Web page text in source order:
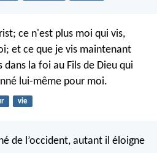
ce n'est plus moi qui vis,
et ce que je vis maintenant
dans la foi au Fils de Dieu qui
lui-même pour moi.
vie
de l’occident, autant il éloigne